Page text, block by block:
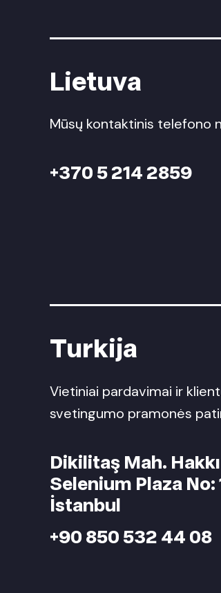
Lietuva
Mūsų kontaktinis telefono
+370 5 214 2859
Turkija
Vietiniai pardavimai ir
svetingumo pramonės
Dikilitaş Mah.
Selenium Plaza
İstanbul
+90 850 532 44 08